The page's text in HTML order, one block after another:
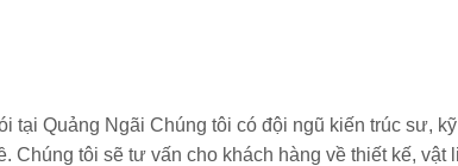
tại Quảng Ngãi Chúng tôi có đội ngũ kiến trúc sư,
Chúng tôi sẽ tư vấn cho khách hàng về thiết kế,